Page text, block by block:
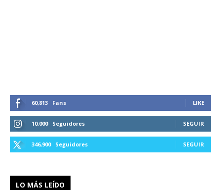
60,813 Fans LIKE
10,000 Seguidores SEGUIR
346,900 Seguidores SEGUIR
LO MÁS LEÍDO